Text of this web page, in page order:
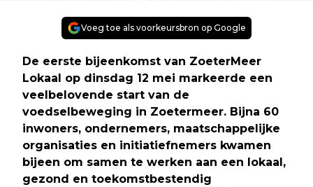
Voeg toe als voorkeursbron op Google
De eerste bijeenkomst van ZoeterMeer
Lokaal op dinsdag 12 mei markeerde een
veelbelovende start van de
voedselbeweging in Zoetermeer. Bijna 60
inwoners, ondernemers, maatschappelijke
organisaties en initiatiefnemers kwamen
bijeen om samen te werken aan een lokaal,
gezond en toekomstbestendig